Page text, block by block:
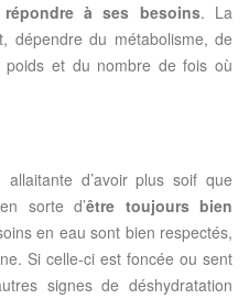
à ses besoins. La
dépendre du métabolisme, de
poids et du nombre de fois où
d’avoir plus soif que
sorte d’être toujours bien
en eau sont bien respectés,
Si celle-ci est foncée ou sent
signes de déshydratation